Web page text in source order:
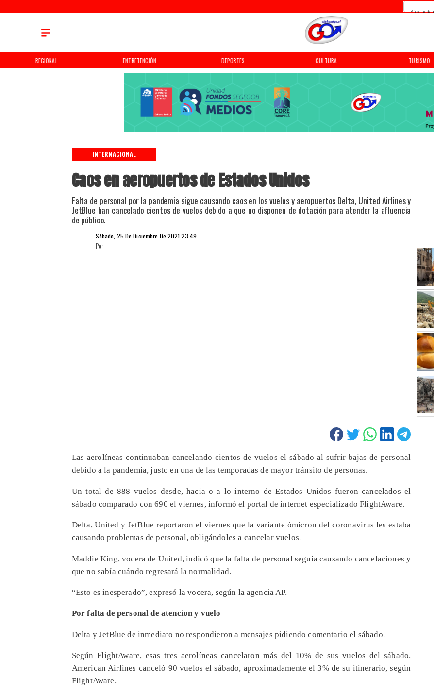
REGIONAL ENTRETENCIÓN DEPORTES CULTURA TURISMO
Búsqueda
Caos en aeropuertos de Estados Unidos
Falta de personal por la pandemia sigue causando caos en los vuelos y aeropuertos Delta, United Airlines y
JetBlue han cancelado cientos de vuelos debido a que no disponen de dotación para atender la afluencia
de público.
INTERNACIONAL
Sábado, 25 De Diciembre De 2021 23:49
Por
Las aerolíneas continuaban cancelando cientos de vuelos el sábado al sufrir bajas de personal
debido a la pandemia, justo en una de las temporadas de mayor tránsito de personas.
Un total de 888 vuelos desde, hacia o a lo interno de Estados Unidos fueron cancelados el
sábado comparado con 690 el viernes, informó el portal de internet especializado FlightAware.
Delta, United y JetBlue reportaron el viernes que la variante ómicron del coronavirus les estaba
causando problemas de personal, obligándoles a cancelar vuelos.
Maddie King, vocera de United, indicó que la falta de personal seguía causando cancelaciones y
que no sabía cuándo regresará la normalidad.
“Esto es inesperado”, expresó la vocera, según la agencia AP.
Por falta de personal de atención y vuelo
Delta y JetBlue de inmediato no respondieron a mensajes pidiendo comentario el sábado.
Según FlightAware, esas tres aerolíneas cancelaron más del 10% de sus vuelos del sábado.
American Airlines canceló 90 vuelos el sábado, aproximadamente el 3% de su itinerario, según
FlightAware.